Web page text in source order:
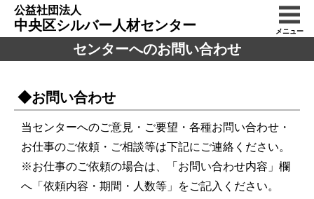
公益社団法人
中央区シルバー人材センター メニュー
センターへのお問い合わせ
◆お問い合わせ
当センターへのご意見・ご要望・各種お問い合わせ・
お仕事のご依頼・ご相談等は下記にご連絡ください。
※お仕事のご依頼の場合は、「お問い合わせ内容」欄
へ「依頼内容・期間・人数等」をご記入ください。